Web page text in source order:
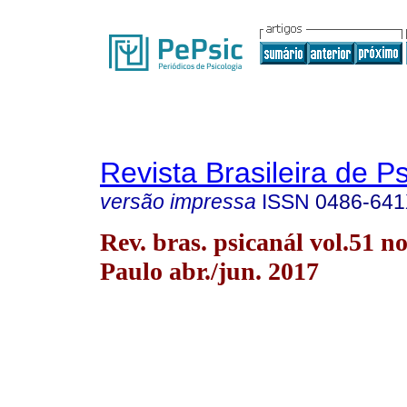
Revista Brasileira de
versão impressa ISSN 0486-
Rev. bras. psicanál vol.51
Paulo abr./jun. 2017